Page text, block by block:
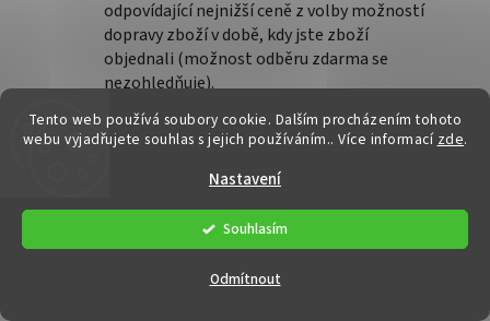
Tento web používá soubory cookie. Dalším procházením tohoto
webu vyjadřujete souhlas s jejich používáním.. Více informací zde.
Nastavení
Odmítnout
Souhlasím
odpovídající nejnižší ceně z volby možností
dopravy zboží v době, kdy jste zboží
objednali (možnost odběru zdarma se
nezohledňuje).
Zboží je nutné vrátit čisté, nepoškozené a
včetně originálního obalu. Zákazník
odpovídá za škodu v případech, kdy bude
zboží poškozeno v důsledku jeho nakládání
ohledem na jeho povahu a vlastnosti, jakož
i za jeho nadměrné opotřebení nad rámec
běžného vyzkoušení zboží. Způsobenou